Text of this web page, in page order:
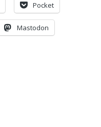
Pocket
Mastodon